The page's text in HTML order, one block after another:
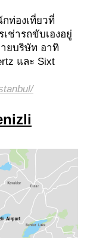
ท่องเที่ยวที่
ช่ารถขับเองอยู่
ยบริษัท อาทิ
และ Sixt